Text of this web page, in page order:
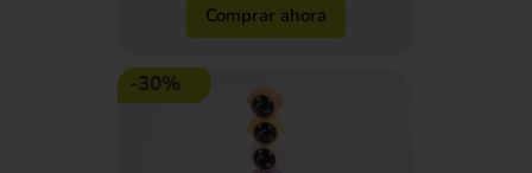
Comprar ahora
-30%